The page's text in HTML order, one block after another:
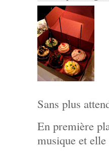
Sans plus
En première
musique et elle